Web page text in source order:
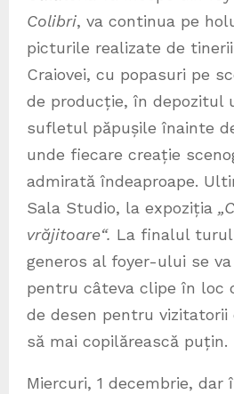
Colibri, va continua pe
picturile realizate de
Craiovei, cu popasuri pe
de producție, în depozitul
sufletul păpușile înainte
unde fiecare creație
admirată îndeaproape.
Sala Studio, la expoziția
vrăjitoare“. La finalul
generos al foyer-ului se
pentru câteva clipe în loc
de desen pentru vizitatorii
să mai copilărească puțin.
Miercuri, 1 decembrie, dar